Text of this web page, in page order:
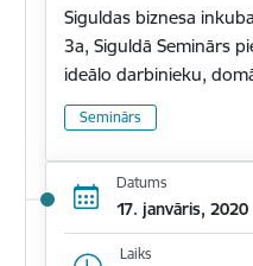
Siguldas biznesa
3a, Siguldā Seminārs
ideālo darbinieku,
Seminārs
Datums
17. janvāris, 2020
Laiks